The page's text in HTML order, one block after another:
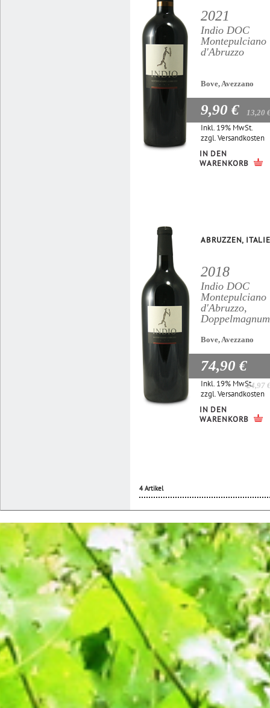
2021
Indio DOC
Montepulciano
d'Abruzzo
Bove, Avezzano
9,90 € 13,20
Inkl. 19% MwSt.
zzgl.Versandkosten
IN DEN
WARENKORB
ABRUZZEN,
2018
Indio DOC
Montepulciano
d'Abruzzo,
Doppelmagnum
Bove, Avezzano
74,90 €
24,97
Inkl. 19% MwSt.
zzgl.Versandkosten
IN DEN
WARENKORB
4 Artikel